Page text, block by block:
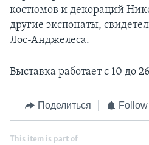
костюмов и декораций
другие экспонаты,
Лос-Анджелеса.
Выставка работает с 10 до
Поделиться
This item is part of